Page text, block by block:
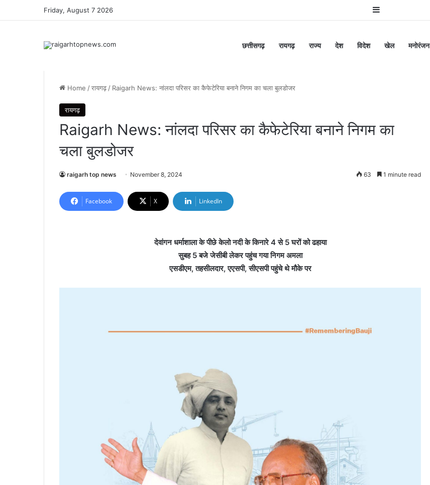
Friday, August 7 2026 Sidebar
छत्तीसगढ़ रायगढ़ राज्य देश विदेश खेल मनोरंजन
Home /रायगढ़ / Raigarh News: नांलदा परिसर का कैफेटेरिया बनाने निगम का चला बुलडोजर
रायगढ़
Raigarh News: नांलदा परिसर का कैफेटेरिया बनाने निगम का
चला बुलडोजर
raigarh top news November 8, 2024 63 1 minute read
Facebook X LinkedIn
देवांगन धर्माशाला के पीछे केलो नदी के किनारे 4 से 5 घरों को ढहाया
सुबह 5 बजे जेसीबी लेकर पहुंच गया निगम अमला
एसडीएम, तहसीलदार, एएसपी, सीएसपी पहुंचे थे मौके पर